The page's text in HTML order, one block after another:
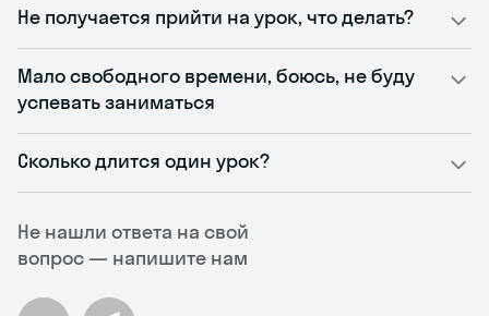
Не нашли ответа на свой
вопрос — напишите нам
Не получается прийти на урок, что делать?
Мало свободного времени, боюсь, не буду
успевать заниматься
Сколько длится один урок?